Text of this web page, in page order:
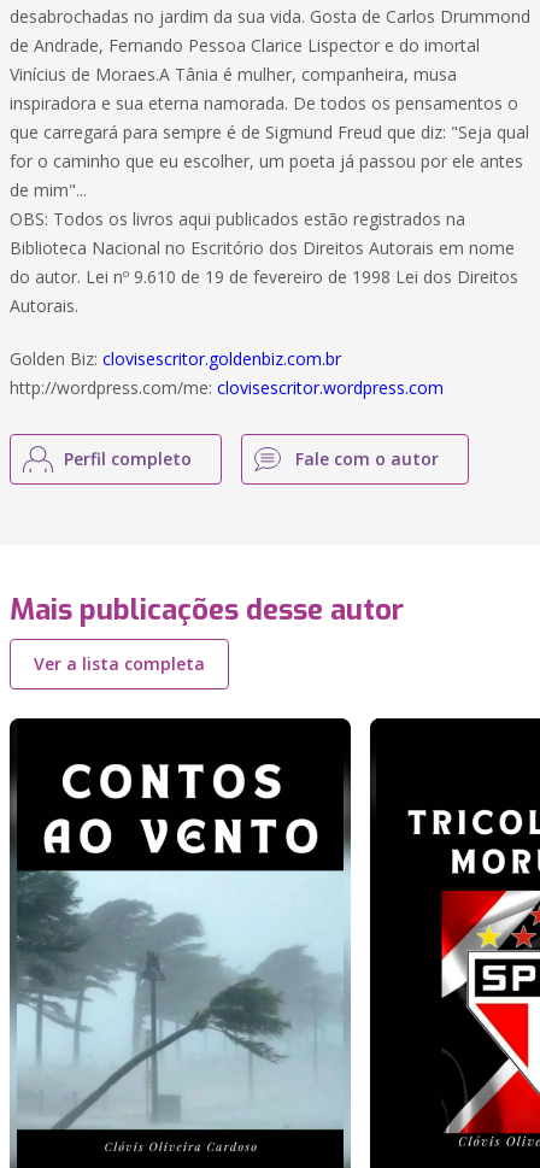
desabrochadas no jardim da sua vida. Gosta de Carlos Drummond
de Andrade, Fernando Pessoa Clarice Lispector e do imortal
Vinícius de Moraes.A Tânia é mulher, companheira, musa
inspiradora e sua eterna namorada. De todos os pensamentos o
que carregará para sempre é de Sigmund Freud que diz: "Seja qual
for o caminho que eu escolher, um poeta já passou por ele antes
de mim"...
OBS: Todos os livros aqui publicados estão registrados na
Biblioteca Nacional no Escritório dos Direitos Autorais em nome
do autor. Lei nº 9.610 de 19 de fevereiro de 1998 Lei dos Direitos
Autorais.
Golden Biz: clovisescritor.goldenbiz.com.br
http://wordpress.com/me: clovisescritor.wordpress.com
Perfil completo Fale com o autor
Mais publicações desse autor
Ver a lista completa